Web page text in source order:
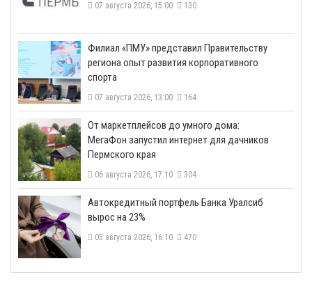
07 августа 2026, 15:00 130
​Филиал «ПМУ» представил Правительству
региона опыт развития корпоративного
спорта
07 августа 2026, 13:00 164
От маркетплейсов до умного дома:
МегаФон запустил интернет для дачников
Пермского края
06 августа 2026, 17:10 304
​Автокредитный портфель Банка Уралсиб
вырос на 23%
05 августа 2026, 16:10 470